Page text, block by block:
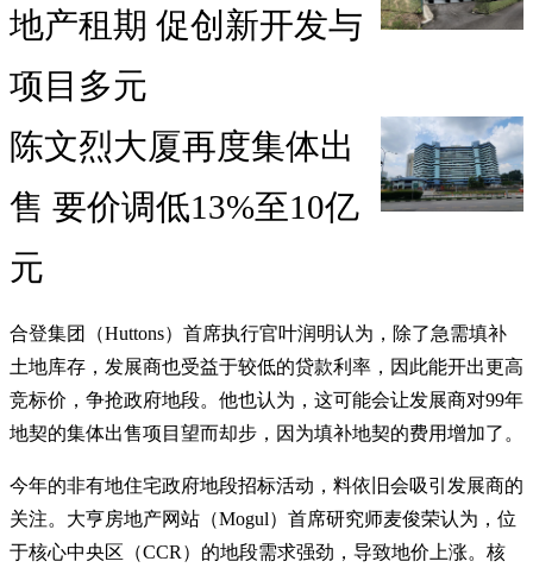
地产租期 促创新开发与
项目多元
陈文烈大厦再度集体出
售 要价调低13%至10亿
元
合登集团（Huttons）首席执行官叶润明认为，除了急需填补
土地库存，发展商也受益于较低的贷款利率，因此能开出更高
竞标价，争抢政府地段。他也认为，这可能会让发展商对99年
地契的集体出售项目望而却步，因为填补地契的费用增加了。
今年的非有地住宅政府地段招标活动，料依旧会吸引发展商的
关注。大亨房地产网站（Mogul）首席研究师麦俊荣认为，位
于核心中央区（CCR）的地段需求强劲，导致地价上涨。核